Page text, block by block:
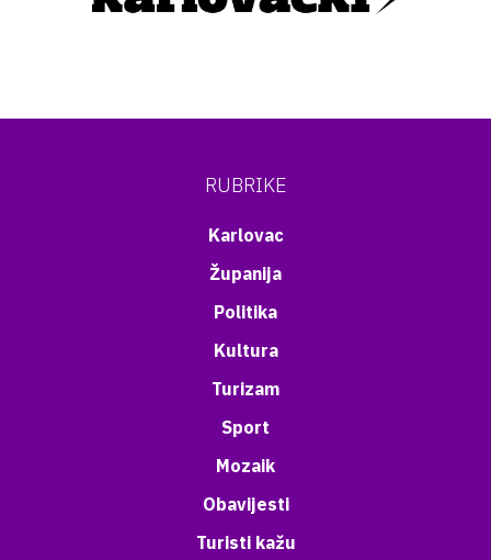
RUBRIKE
Karlovac
Županija
Politika
Kultura
Turizam
Sport
Mozaik
Obavijesti
Turisti kažu